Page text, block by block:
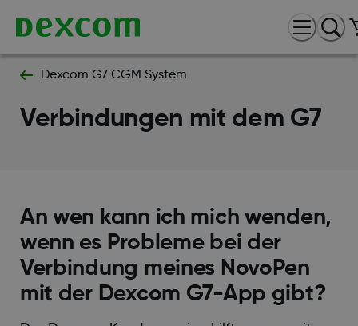
Dexcom G7 CGM System
Verbindungen mit dem G7
An wen kann ich mich wenden,
wenn es Probleme bei der
Verbindung meines NovoPen
mit der Dexcom G7-App gibt?